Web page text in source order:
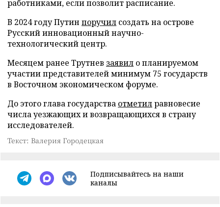
работниками, если позволит расписание.
В 2024 году Путин поручил создать на острове
Русский инновационный научно-
технологический центр.
Месяцем ранее Трутнев заявил о планируемом
участии представителей минимум 75 государств
в Восточном экономическом форуме.
До этого глава государства отметилравновесие
числа уезжающих и возвращающихся в страну
исследователей.
Текст: Валерия Городецкая
Подписывайтесь на наши
каналы